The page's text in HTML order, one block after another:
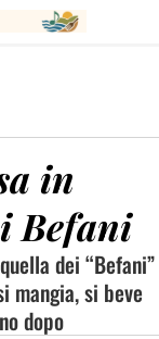
in
Befani
dei “Befani”
mangia, si beve
dopo